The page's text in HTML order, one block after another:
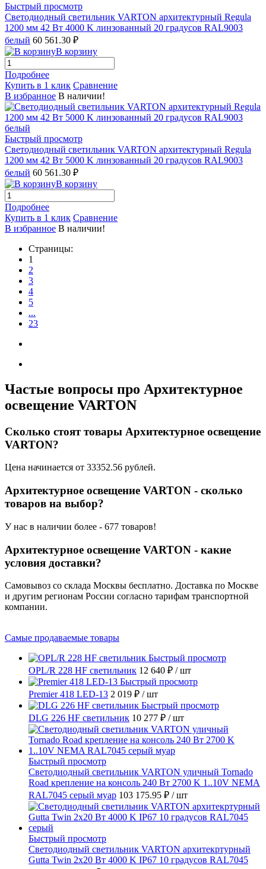
Быстрый просмотр
Светодиодный светильник VARTON архитектурный Regula
1200 мм 42 Вт 4000 K линзованный 20 градусов RAL9003
белый 60 561.30 ₽
В корзину
Подробнее
Купить в 1 клик Сравнение
В избранное В наличии!
Быстрый просмотр
Светодиодный светильник VARTON архитектурный Regula
1200 мм 42 Вт 5000 K линзованный 20 градусов RAL9003
белый 60 561.30 ₽
В корзину
Подробнее
Купить в 1 клик Сравнение
В избранное В наличии!
Страницы:
1
2
3
4
5
...
23
Частые вопросы про Архитектурное
освещение VARTON
Сколько стоят товары Архитектурное освещение
VARTON?
Цена начинается от 33352.56 рублей.
Архитектурное освещение VARTON - сколько
товаров на выбор?
У нас в наличии более - 677 товаров!
Архитектурное освещение VARTON - какие
условия доставки?
Самовывоз со склада Москвы бесплатно. Доставка по Москве
и другим регионам России согласно тарифам транспортной
компании.
Самые продаваемые товары
Быстрый просмотр
OPL/R 228 HF светильник 12 640 ₽ / шт
Быстрый просмотр
Premier 418 LED-13 2 019 ₽ / шт
Быстрый просмотр
DLG 226 HF светильник 10 277 ₽ / шт
Быстрый просмотр
Светодиодный светильник VARTON уличный Tornado
Road крепление на консоль 240 Вт 2700 K 1..10V NEMA
RAL7045 серый муар 103 175.95 ₽ / шт
Быстрый просмотр
Светодиодный светильник VARTON архитекртурный
Gutta Twin 2x20 Вт 4000 K IP67 10 градусов RAL7045